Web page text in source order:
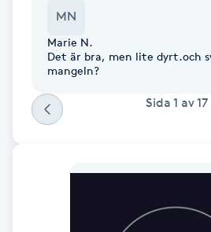
Fettreducering
Fibromassage
MN
Marie N.
Det är bra, men lite dyrt.och
mangeln?
Sida 1 av17